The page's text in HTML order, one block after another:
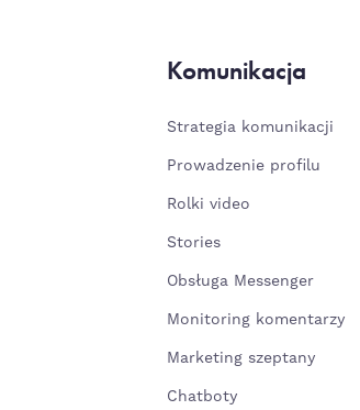
Komunikacja
Strategia komunikacji
Prowadzenie profilu
Rolki video
Stories
Obsługa Messenger
Monitoring komentarzy
Marketing szeptany
Chatboty